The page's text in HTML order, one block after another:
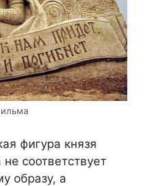
фигура князя
соответствует
образу, а